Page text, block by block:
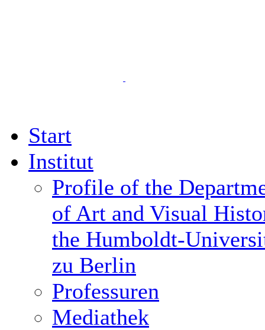
Start
Institut
Profile of the
of Art and Visual
the Humboldt-
zu Berlin
Professuren
Mediathek